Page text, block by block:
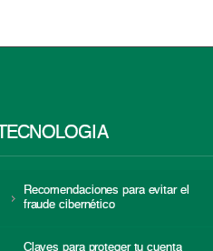
TECNOLOGÍA
Recomendaciones para evitar el
fraude cibernético
Claves para proteger tu cuenta